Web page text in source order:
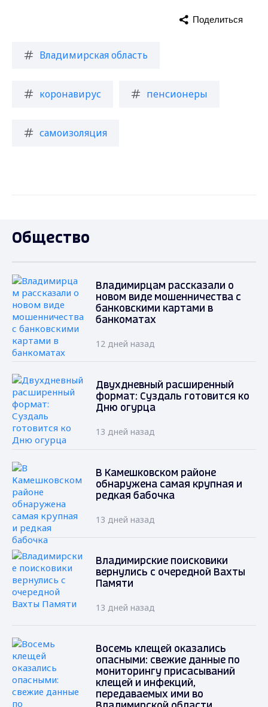
Владимирская область
коронавирус пенсионеры
самоизоляция
Поделиться
Общество
Владимирцам рассказали о
новом виде мошенничества с
банковскими картами в
банкоматах
12 дней назад
Двухдневный расширенный
формат: Суздаль готовится ко
Дню огурца
13 дней назад
В Камешковском районе
обнаружена самая крупная и
редкая бабочка
13 дней назад
Владимирские поисковики
вернулись с очередной Вахты
Памяти
13 дней назад
Восемь клещей оказались
опасными: свежие данные по
мониторингу присасываний
клещей и инфекций,
передаваемых ими во